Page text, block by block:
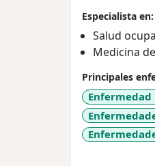
Especialista en:
Salud
Medicina
Principales